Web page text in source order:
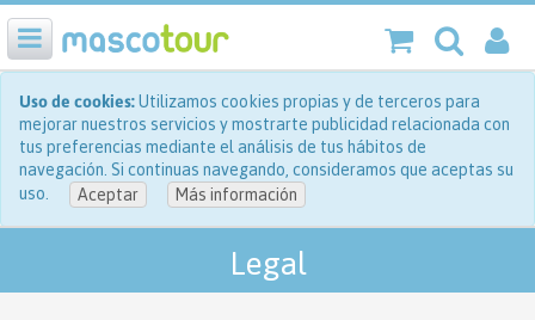
Uso de cookies:Utilizamos cookies propias y de terceros para
mejorar nuestros servicios y mostrarte publicidad relacionada con
tus preferencias mediante el análisis de tus hábitos de
navegación. Si continuas navegando, consideramos que aceptas su
uso.
Aceptar Más información
Legal